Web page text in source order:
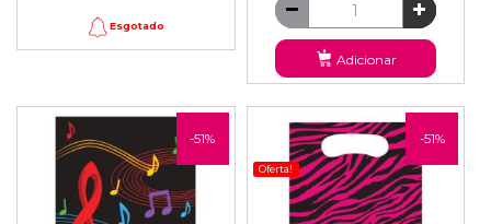
Esgotado
Adicionar
-51% -51%
Oferta!